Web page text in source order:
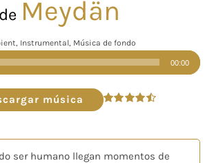
de Meydän
Instrumental, Música de fondo
Reproductor
de
audio
00:00
música
ser humano llegan momentos de